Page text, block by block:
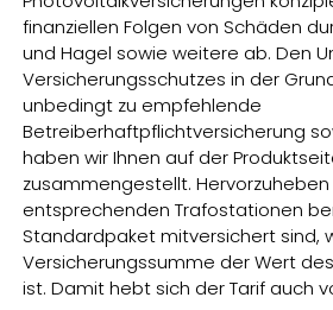
finanziellen Folgen von Schäden
und Hagel sowie weitere ab. Den
Versicherungsschutzes in der
unbedingt zu empfehlende
Betreiberhaftpflichtversicherung
haben wir Ihnen auf der
zusammengestellt.
entsprechenden Trafostationen
Standardpaket mitversichert sind,
Versicherungssumme der Wert
ist. Damit hebt sich der Tarif auch